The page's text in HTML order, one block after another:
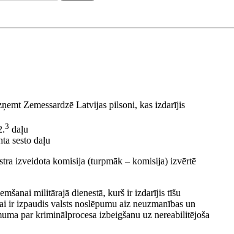
Zemessardzē Latvijas pilsoni, kas izdarījis
3 daļu
sesto daļu
izveidota komisija (turpmāk – komisija) izvērtē
militārajā dienestā, kurš ir izdarījis tīšu
ir izpaudis valsts noslēpumu aiz neuzmanības un
par kriminālprocesa izbeigšanu uz nereabilitējoša